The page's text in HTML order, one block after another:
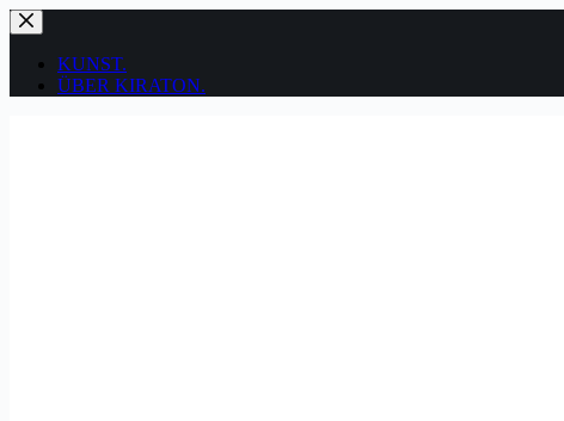
Zum
Inhalt
springenKUNST.
ÜBER KIRATON.